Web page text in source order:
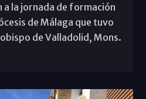
a la jornada de formación
de Málaga que tuvo
de Valladolid, Mons.